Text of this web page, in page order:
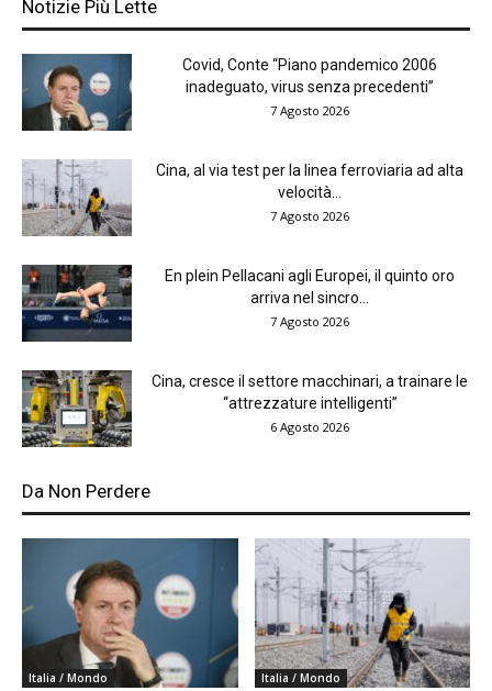
Notizie Più Lette
Covid, Conte “Piano pandemico 2006
inadeguato, virus senza precedenti”
7 Agosto 2026
Cina, al via test per la linea ferroviaria ad alta
velocità...
7 Agosto 2026
En plein Pellacani agli Europei, il quinto oro
arriva nel sincro...
7 Agosto 2026
Cina, cresce il settore macchinari, a trainare le
“attrezzature intelligenti”
6 Agosto 2026
Da Non Perdere
Italia / Mondo Italia / Mondo